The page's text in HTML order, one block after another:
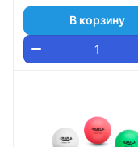
В корзину